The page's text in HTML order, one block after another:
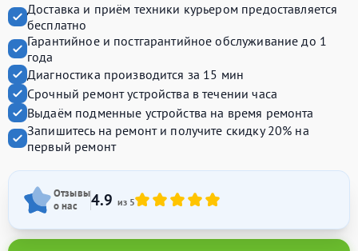
Доставка и приём техники курьером предоставляется
бесплатно
Гарантийное и постгарантийное обслуживание до 1
года
Диагностика производится за 15 мин
Срочный ремонт устройства в течении часа
Выдаём подменные устройства на время ремонта
Запишитесь на ремонт и получите скидку 20% на
первый ремонт
Отзывы
о нас
4.9 из 5